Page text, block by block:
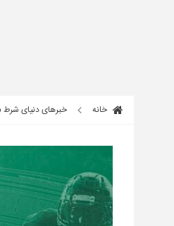
خانه خبرهای دنیای شرط